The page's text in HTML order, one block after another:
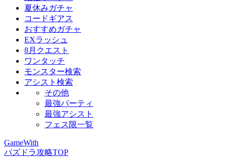
夏休みガチャ
コードギアス
おすすめガチャ
EXラッシュ
8月クエスト
ワンタッチ
モンスター検索
アシスト検索
その他
最強パーティ
最強アシスト
フェス限一覧
GameWith
パズドラ攻略TOP